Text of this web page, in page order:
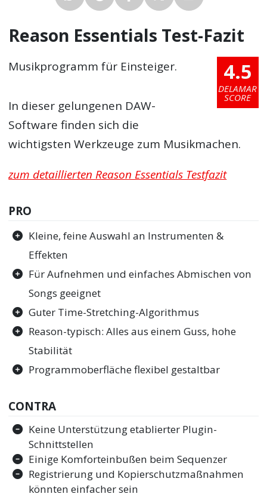
Reason Essentials Test-Fazit
4.5
DELAMAR
SCORE
Musikprogramm für Einsteiger.
In dieser gelungenen DAW-
Software finden sich die
wichtigsten Werkzeuge zum Musikmachen.
zum detaillierten Reason Essentials Testfazit
PRO
Kleine, feine Auswahl an Instrumenten &
Effekten
Für Aufnehmen und einfaches Abmischen von
Songs geeignet
Guter Time-Stretching-Algorithmus
Reason-typisch: Alles aus einem Guss, hohe
Stabilität
Programmoberfläche flexibel gestaltbar
CONTRA
Keine Unterstützung etablierter Plugin-
Schnittstellen
Einige Komforteinbußen beim Sequenzer
Registrierung und Kopierschutzmaßnahmen
könnten einfacher sein